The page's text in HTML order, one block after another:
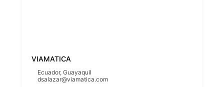
VIAMATICA
Ecuador,Guayaquil
dsalazar@viamatica.com